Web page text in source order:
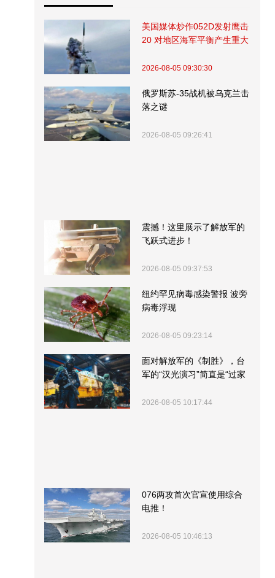
美国媒体炒作052D发射鹰击
20 对地区海军平衡产生重大
2026-08-05 09:30:30
俄罗斯苏-35战机被乌克兰击
落之谜
2026-08-05 09:26:41
震撼！这里展示了解放军的
飞跃式进步！
2026-08-05 09:37:53
纽约罕见病毒感染警报 波旁
病毒浮现
2026-08-05 09:23:14
面对解放军的《制胜》，台
军的“汉光演习”简直是“过家
2026-08-05 10:17:44
076两攻首次官宣使用综合
电推！
2026-08-05 10:46:13